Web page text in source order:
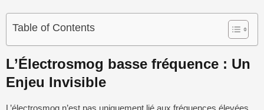
Table of Contents
L’Électrosmog basse fréquence : Un
Enjeu Invisible